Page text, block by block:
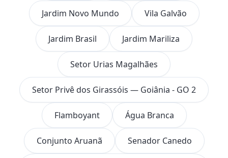
Jardim Novo Mundo Vila Galvão
Jardim Brasil Jardim Mariliza
Setor Urias Magalhães
Setor Privê dos Girassóis — Goiânia - GO 2
Flamboyant Água Branca
Conjunto Aruanã Senador Canedo